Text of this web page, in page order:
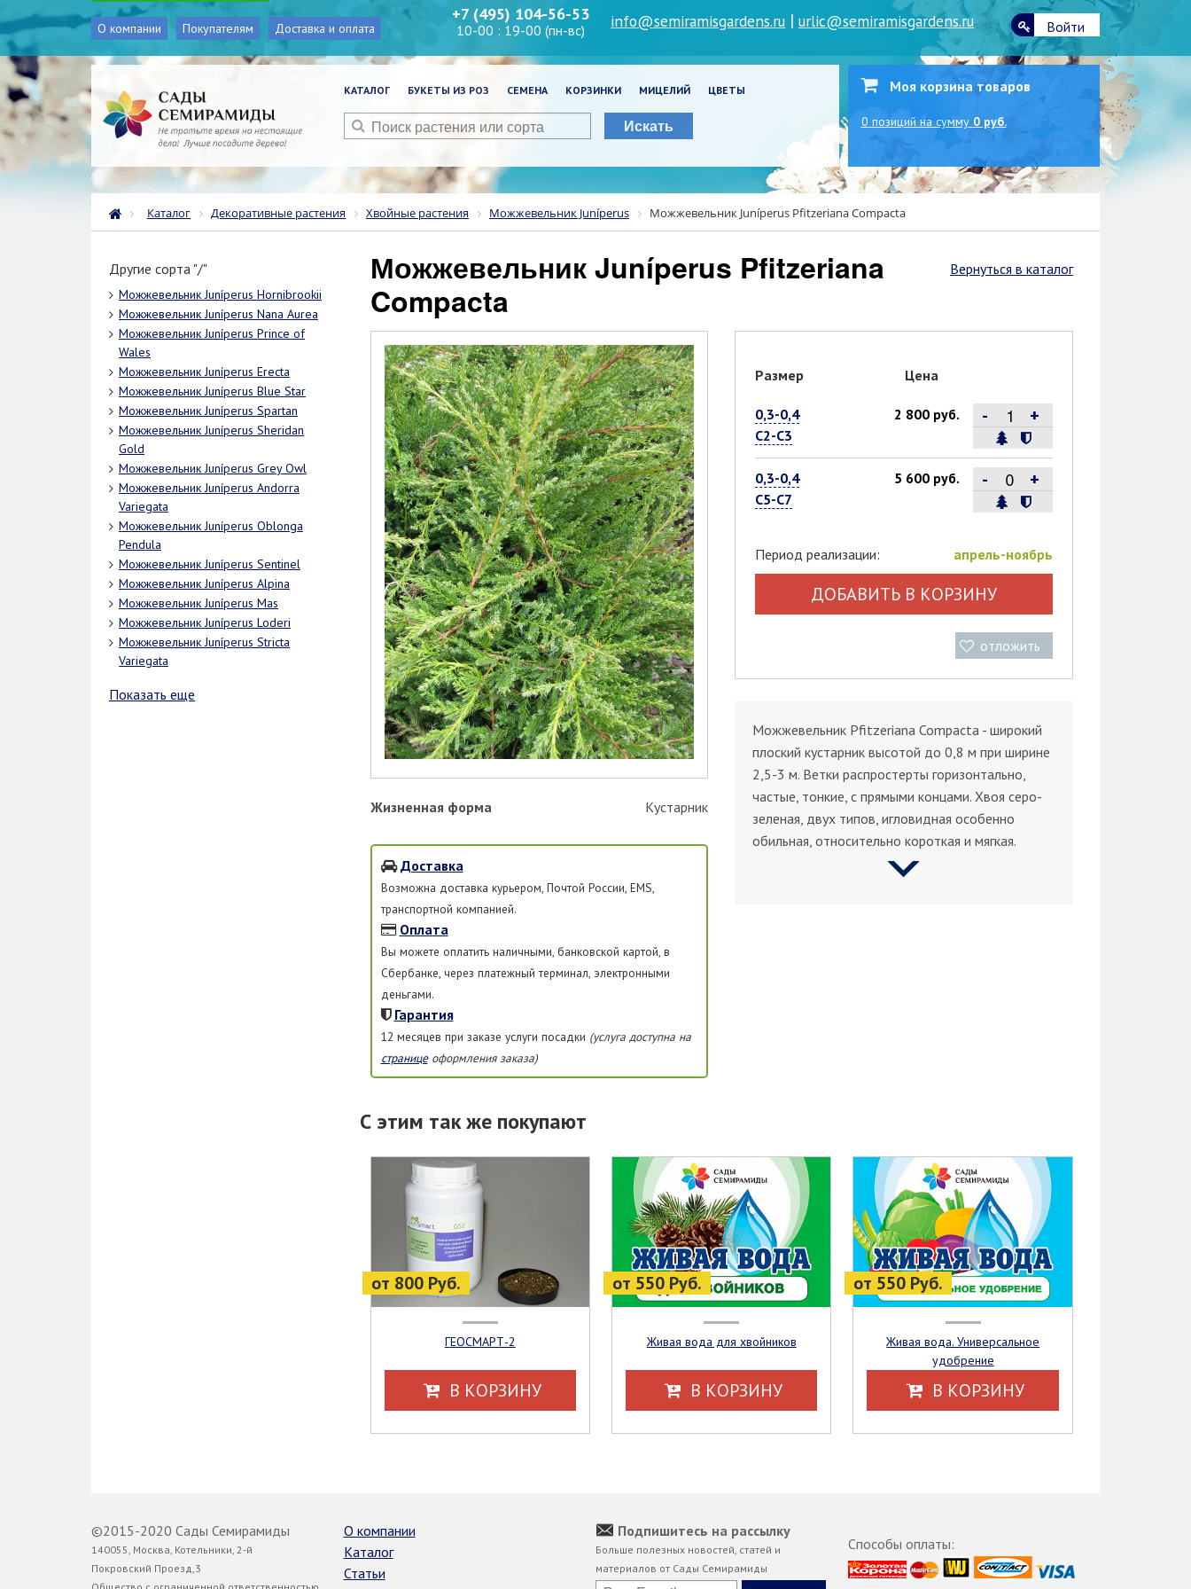
О компании Покупателям Доставка и оплата
+7 (495) 104-56-53
10-00 : 19-00 (пн-вс) info@semiramisgardens.ru |urlic@semiramisgardens.ru Войти
КАТАЛОГ БУКЕТЫ ИЗ РОЗ СЕМЕНА КОРЗИНКИ МИЦЕЛИЙ ЦВЕТЫ
Искать
Моя корзина товаров
0 позиций на сумму 0 руб.
Каталог Декоративные растения Хвойные растения Можжевельник Juníperus Можжевельник Juníperus Pfitzeriana Compacta
Другие сорта "/"
Можжевельник Juníperus Hornibrookii
Можжевельник Juníperus Nana Aurea
Можжевельник Juníperus Prince of
Wales
Можжевельник Juníperus Erecta
Можжевельник Juníperus Blue Star
Можжевельник Juníperus Spartan
Можжевельник Juníperus Sheridan
Gold
Можжевельник Juníperus Grey Owl
Можжевельник Juníperus Andorra
Variegata
Можжевельник Juníperus Oblonga
Pendula
Можжевельник Juníperus Sentinel
Можжевельник Juníperus Аlpina
Можжевельник Juníperus Mas
Можжевельник Juníperus Loderi
Можжевельник Juníperus Stricta
Variegata
Показать еще
Вернуться в каталог
Можжевельник Juníperus Pfitzeriana
Compacta
Жизненная форма Кустарник
Доставка
Возможна доставка курьером, Почтой России, EMS,
транспортной компанией.
Оплата
Вы можете оплатить наличными, банковской картой, в
Сбербанке, через платежный терминал, электронными
деньгами.
Гарантия
12 месяцев при заказе услуги посадки (услуга доступна на
страницеоформления заказа)
Размер Цена
0,3-0,4
С2-С3
2 800 руб. - +
0,3-0,4
С5-С7
5 600 руб. - +
Период реализации: апрель-ноябрь
ДОБАВИТЬ В КОРЗИНУ
отложить
Можжевельник Pfitzeriana Compacta - широкий
плоский кустарник высотой до 0,8 м при ширине
2,5-3 м. Ветки распростерты горизонтально,
частые, тонкие, с прямыми концами. Хвоя серо-
зеленая, двух типов, игловидная особенно
обильная, относительно короткая и мягкая.
С этим так же покупают
от 800 Руб.
ГЕОСМАРТ-2
В КОРЗИНУ
от 550 Руб.
Живая вода для хвойников
В КОРЗИНУ
от 550 Руб.
Живая вода. Универсальное
удобрение
В КОРЗИНУ
©2015-2020 Сады Семирамиды
140055, Москва, Котельники, 2-й
Покровский Проезд,3
О компании
Каталог
Статьи
Подпишитесь на рассылку
Больше полезных новостей, статей и
материалов от Сады Семирамиды
Способы оплаты: